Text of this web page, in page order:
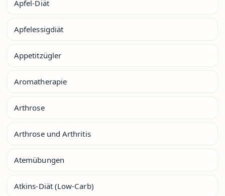
Apfel-Diät
Apfelessigdiät
Appetitzügler
Aromatherapie
Arthrose
Arthrose und Arthritis
Atemübungen
Atkins-Diät (Low-Carb)